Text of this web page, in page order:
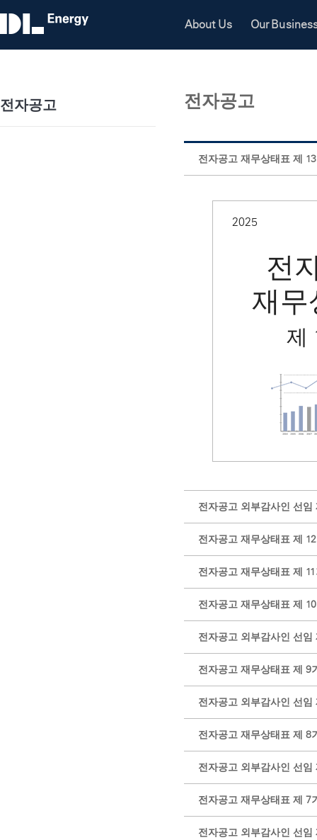
About Us Our
전자공고 전자공고
전자공고 재무상태표 제
2025
전
재무
제
전자공고 외부감사인 선임
전자공고 재무상태표 제
전자공고 재무상태표 제
전자공고 재무상태표 제
전자공고 외부감사인 선임
전자공고 재무상태표 제 9
전자공고 외부감사인 선임
전자공고 재무상태표 제 8
전자공고 외부감사인 선임
전자공고 재무상태표 제 7
전자공고 외부감사인 선임